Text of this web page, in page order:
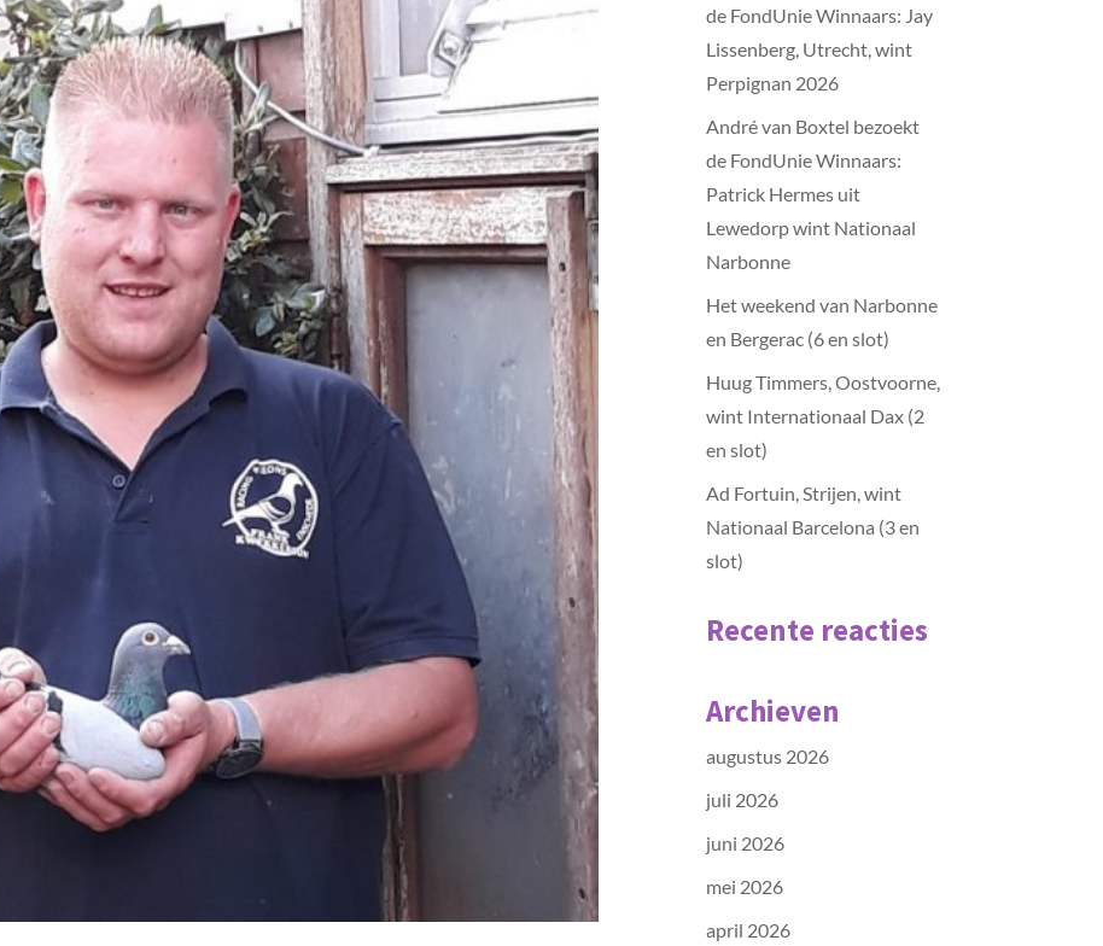
de FondUnie Winnaars: Jay
Lissenberg, Utrecht, wint
Perpignan 2026
André van Boxtel bezoekt
de FondUnie Winnaars:
Patrick Hermes uit
Lewedorp wint Nationaal
Narbonne
Het weekend van Narbonne
en Bergerac (6 en slot)
Huug Timmers, Oostvoorne,
wint Internationaal Dax (2
en slot)
Ad Fortuin, Strijen, wint
Nationaal Barcelona (3 en
slot)
Recente reacties
Archieven
augustus 2026
juli 2026
juni 2026
mei 2026
april 2026